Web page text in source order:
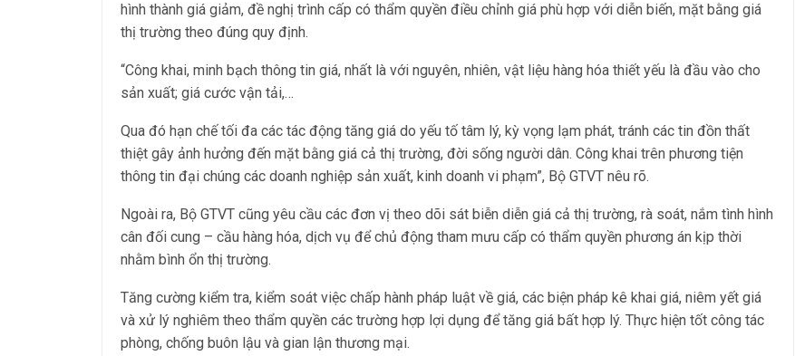
hình thành giá giảm, đề nghị trình cấp có thẩm quyền điều chỉnh giá phù hợp với diễn biến, mặt bằng giá
thị trường theo đúng quy định.
“Công khai, minh bạch thông tin giá, nhất là với nguyên, nhiên, vật liệu hàng hóa thiết yếu là đầu vào cho
sản xuất; giá cước vận tải,…
Qua đó hạn chế tối đa các tác động tăng giá do yếu tố tâm lý, kỳ vọng lạm phát, tránh các tin đồn thất
thiệt gây ảnh hưởng đến mặt bằng giá cả thị trường, đời sống người dân. Công khai trên phương tiện
thông tin đại chúng các doanh nghiệp sản xuất, kinh doanh vi phạm”, Bộ GTVT nêu rõ.
Ngoài ra, Bộ GTVT cũng yêu cầu các đơn vị theo dõi sát biễn diễn giá cả thị trường, rà soát, nắm tình hình
cân đối cung – cầu hàng hóa, dịch vụ để chủ động tham mưu cấp có thẩm quyền phương án kịp thời
nhằm bình ổn thị trường.
Tăng cường kiểm tra, kiểm soát việc chấp hành pháp luật về giá, các biện pháp kê khai giá, niêm yết giá
và xử lý nghiêm theo thẩm quyền các trường hợp lợi dụng để tăng giá bất hợp lý. Thực hiện tốt công tác
phòng, chống buôn lậu và gian lận thương mại.